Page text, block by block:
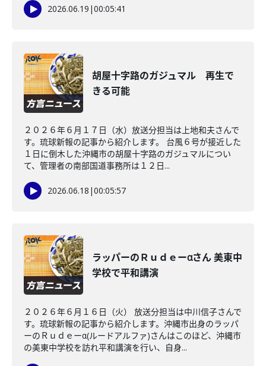
2026.06.19 |00:05:41
胡屋十字路のガジュマル 再生で
きる可能
２０２６年６月１７日（水）放送分担当は上地和夫さんで
す。琉球新報の記事から紹介します。 台風６号が接近した
１日に倒木した沖縄市の胡屋十字路のガジュマルについ
て、管理者の南部国道事務所は１２日...
2026.06.18 |00:05:57
ラッパーのＲｕｄｅーαさん 美東中
学校で平和講演
２０２６年６月１６日（火） 放送分担当は中川信子さんで
す。琉球新報の記事から紹介します。沖縄市出身のラッパ
ーのＲｕｄｅーα(ルードアルファ)さんはこのほど、沖縄市
の美東中学校を訪れ平和講演を行い、自身...